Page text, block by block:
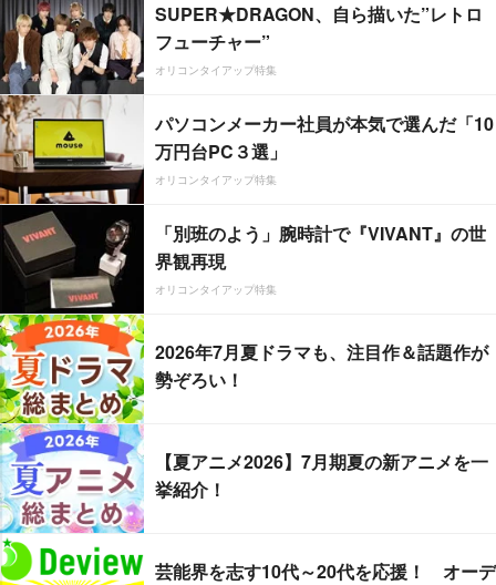
SUPER★DRAGON、自ら描いた”レトロ
フューチャー”
オリコンタイアップ特集
パソコンメーカー社員が本気で選んだ「10
万円台PC３選」
オリコンタイアップ特集
「別班のよう」腕時計で『VIVANT』の世
界観再現
オリコンタイアップ特集
2026年7月夏ドラマも、注目作＆話題作が
勢ぞろい！
【夏アニメ2026】7月期夏の新アニメを一
挙紹介！
芸能界を志す10代～20代を応援！ オーデ